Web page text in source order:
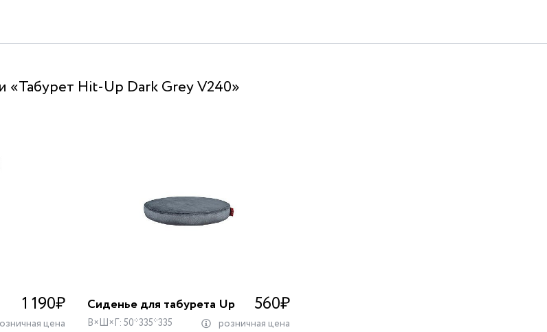
Hit-Up Dark Grey V240»
1 190₽
цена
Сиденье для табурета Up 560₽
В×Ш×Г: 50*335*335 розничная цена